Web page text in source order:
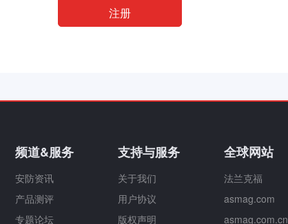
频道&服务
安防资讯
产品测评
专题论坛
支持与服务
关于我们
用户协议
版权声明
全球网站
法兰克福
asmag.com
asmag.com.cn